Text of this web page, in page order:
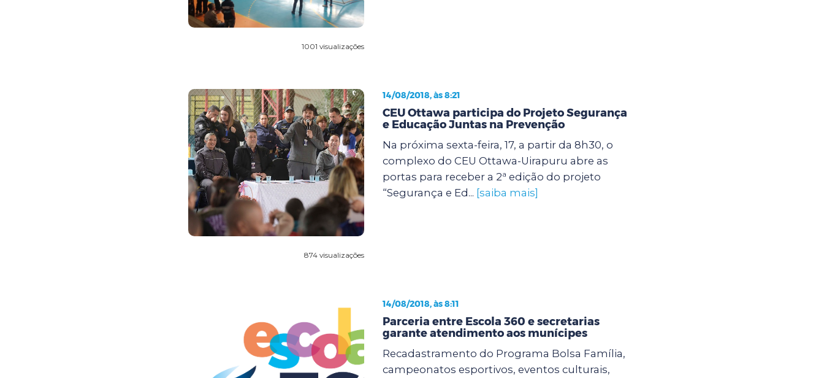
1001 visualizações
874 visualizações
14/08/2018, às 8:21
CEU Ottawa participa do Projeto Segurança
e Educação Juntas na Prevenção
Na próxima sexta-feira, 17, a partir da 8h30, o
complexo do CEU Ottawa-Uirapuru abre as
portas para receber a 2ª edição do projeto
“Segurança e Ed... [saiba mais]
14/08/2018, às 8:11
Parceria entre Escola 360 e secretarias
garante atendimento aos munícipes
Recadastramento do Programa Bolsa Família,
campeonatos esportivos, eventos culturais,